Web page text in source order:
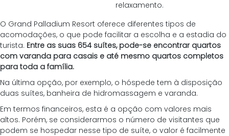
relaxamento.
O Grand Palladium Resort oferece diferentes tipos de
acomodações, o que pode facilitar a escolha e a estadia do
turista. Entre as suas 654 suítes, pode-se encontrar quartos
com varanda para casais e até mesmo quartos completos
para toda a família.
Na última opção, por exemplo, o hóspede tem à disposição
duas suítes, banheira de hidromassagem e varanda.
Em termos financeiros, esta é a opção com valores mais
altos. Porém, se considerarmos o número de visitantes que
podem se hospedar nesse tipo de suíte, o valor é facilmente